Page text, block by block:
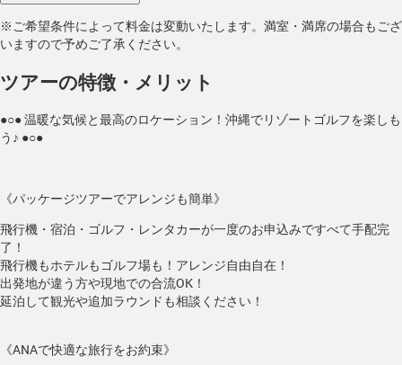
※ご希望条件によって料金は変動いたします。満室・満席の場合もござ
いますので予めご了承ください。
ツアーの特徴・メリット
●○● 温暖な気候と最高のロケーション！沖縄でリゾートゴルフを楽しも
う♪ ●○●
《パッケージツアーでアレンジも簡単》
飛行機・宿泊・ゴルフ・レンタカーが一度のお申込みですべて手配完
了！
飛行機もホテルもゴルフ場も！アレンジ自由自在！
出発地が違う方や現地での合流OK！
延泊して観光や追加ラウンドも相談ください！
《ANAで快適な旅行をお約束》